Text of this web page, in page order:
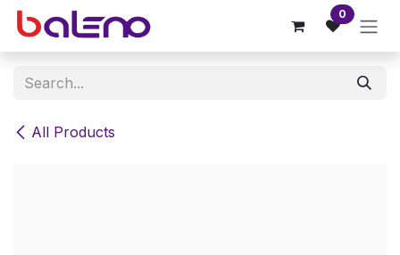
Skip to Content 0
All Products